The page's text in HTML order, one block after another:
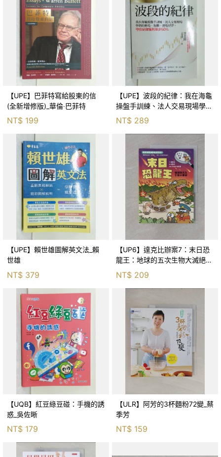
【UPE】巴菲特寫給股東的信
(全新增修版)_華倫‧巴菲特
NT$ 199
【UPE】波段的紀律：我在海龜
操盤手訓練、法人交易現場學到
的進場、加碼、退場紀律，守住
紀律獲利至少50％_雷老闆
NT$ 289
【UPE】賴世雄圖解英文法_賴
世雄
NT$ 379
【UP6】達克比辦案7：末日恐
龍王：地球的五次生物大滅絕_
胡妙芬
NT$ 209
【UQB】紅豆綠豆碰：手機的誘
惑_吳佐晰
NT$ 179
【ULR】阿芳的3杯麵粉72變_蔡
季芳
NT$ 159